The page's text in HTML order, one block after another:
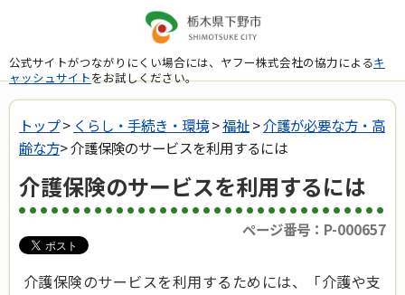
公式サイトがつながりにくい場合には、ヤフー株式会社の協力によるキ
ャッシュサイトをお試しください。
トップ> くらし・手続き・環境>福祉>介護が必要な方・高
齢な方> 介護保険のサービスを利用するには
介護保険のサービスを利用するには
ページ番号：P-000657
介護保険のサービスを利用するためには、「介護や支